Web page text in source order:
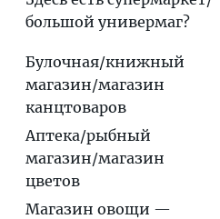
большой универмаг?
Булочная/книжный
магазин/магазин
канцтоваров
Аптека/рыбный
магазин/магазин
цветов
Магазин овощи —